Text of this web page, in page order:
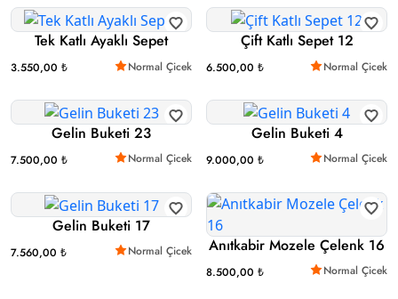
Tek Katlı Ayaklı Sepet
3.550,00 ₺ Normal Çicek
Çift Katlı Sepet 12
6.500,00 ₺ Normal Çicek
Gelin Buketi 23
7.500,00 ₺ Normal Çicek
Gelin Buketi 4
9.000,00 ₺ Normal Çicek
Gelin Buketi 17
7.560,00 ₺ Normal Çicek Anıtkabir Mozele Çelenk 16
8.500,00 ₺ Normal Çicek